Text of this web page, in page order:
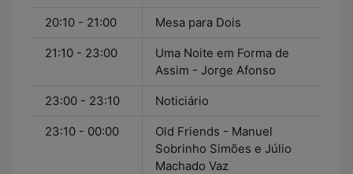
20:10 - 21:00 Mesa para Dois
21:10 - 23:00
Uma Noite em Forma de
Assim - Jorge Afonso
23:00 - 23:10 Noticiário
23:10 - 00:00
Old Friends - Manuel
Sobrinho Simões e Júlio
Machado Vaz